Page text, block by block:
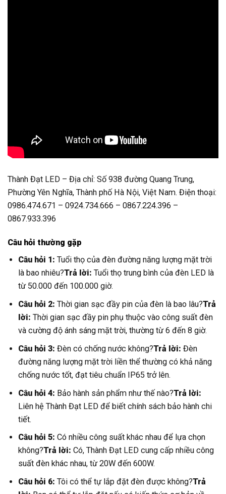
Thành Đạt LED – Địa chỉ: Số 938 đường Quang Trung,
Phường Yên Nghĩa, Thành phố Hà Nội, Việt Nam. Điện thoại:
0986.474.671 – 0924.734.666 – 0867.224.396 –
0867.933.396
Câu hỏi thường gặp
Câu hỏi 1: Tuổi thọ của đèn đường năng lượng mặt trời
là bao nhiêu?Trả lời: Tuổi thọ trung bình của đèn LED là
từ 50.000 đến 100.000 giờ.
Câu hỏi 2: Thời gian sạc đầy pin của đèn là bao lâu?Trả
lời: Thời gian sạc đầy pin phụ thuộc vào công suất đèn
và cường độ ánh sáng mặt trời, thường từ 6 đến 8 giờ.
Câu hỏi 3: Đèn có chống nước không?Trả lời: Đèn
đường năng lượng mặt trời liền thể thường có khả năng
chống nước tốt, đạt tiêu chuẩn IP65 trở lên.
Câu hỏi 4: Bảo hành sản phẩm như thế nào?Trả lời:
Liên hệ Thành Đạt LED để biết chính sách bảo hành chi
tiết.
Câu hỏi 5: Có nhiều công suất khác nhau để lựa chọn
không?Trả lời: Có, Thành Đạt LED cung cấp nhiều công
suất đèn khác nhau, từ 20W đến 600W.
Câu hỏi 6: Tôi có thể tự lắp đặt đèn được không?Trả